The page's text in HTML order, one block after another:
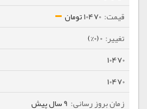
10470 تومان
0 (0%)
10470
10470
9 سال پیش